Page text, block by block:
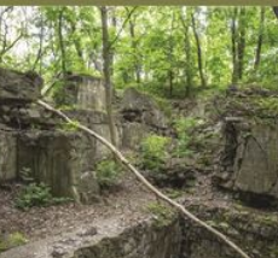
na podjęcie próby nakreślenia jej
w jakich zapewne będzie
współczesności
w kulturze, która może stać się
archeologii, zrywającej z
w przestrzeni publicznej (...). Archeologia
przeszłości generuje bowiem potrzebę
funkcjonowania całej dyscypliny -
Archeologia
anglojęzycznej jako archaeology of the
the recent past czy archaeology of the
którego przedmiot zainteresowań stanowią:
(głównie wieki XX i XXI), jej materialne
W zakres jej zainteresowań